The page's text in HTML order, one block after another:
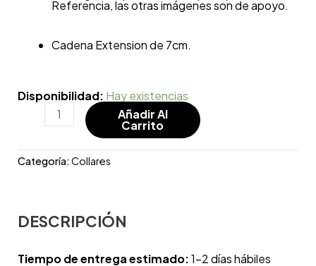
Referencia, las otras imágenes son de apoyo.
Cadena Extension de 7cm.
Disponibilidad: Hay existencias
Añadir Al
Carrito
Categoría:Collares
DESCRIPCIÓN
Tiempo de entrega estimado:1-2 días hábiles